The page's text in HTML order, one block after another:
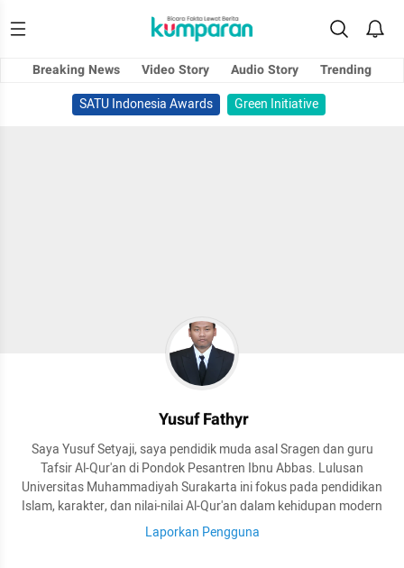
Breaking News Video Story Audio Story
Trending
SATU Indonesia Awards
Green Initiative
Yusuf Fathyr
Saya Yusuf Setyaji, saya pendidik muda asal Sragen dan guru
Tafsir Al-Qur'an di Pondok Pesantren Ibnu Abbas. Lulusan
Universitas Muhammadiyah Surakarta ini fokus pada pendidikan
Islam, karakter, dan nilai-nilai Al-Qur'an dalam kehidupan modern
Laporkan Pengguna